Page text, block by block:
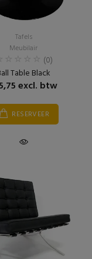
Tafels
Meubilair
(0)
Table Black
excl. btw
RESERVEER